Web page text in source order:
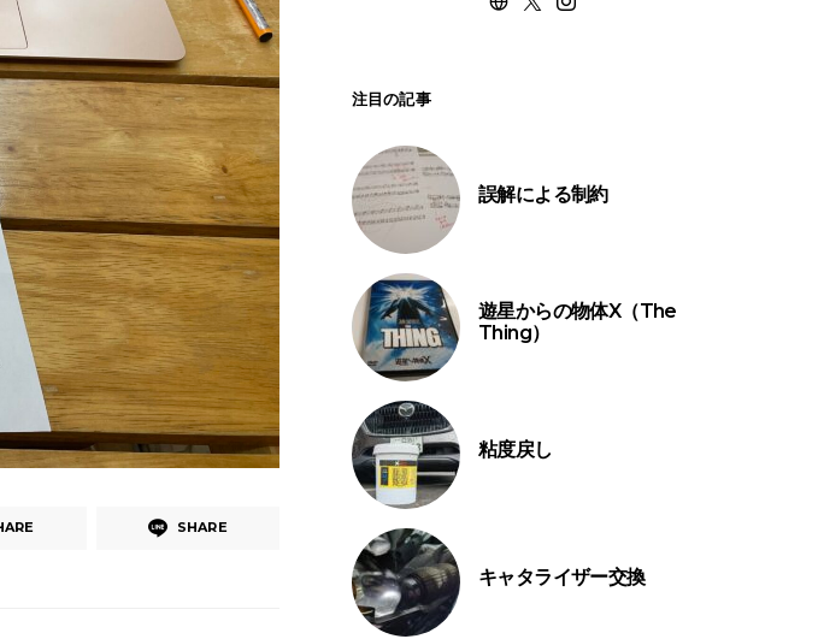
SHARE
注目の記事
誤解による制約
遊星からの物体X（The
Thing）
粘度戻し
キャタライザー交換